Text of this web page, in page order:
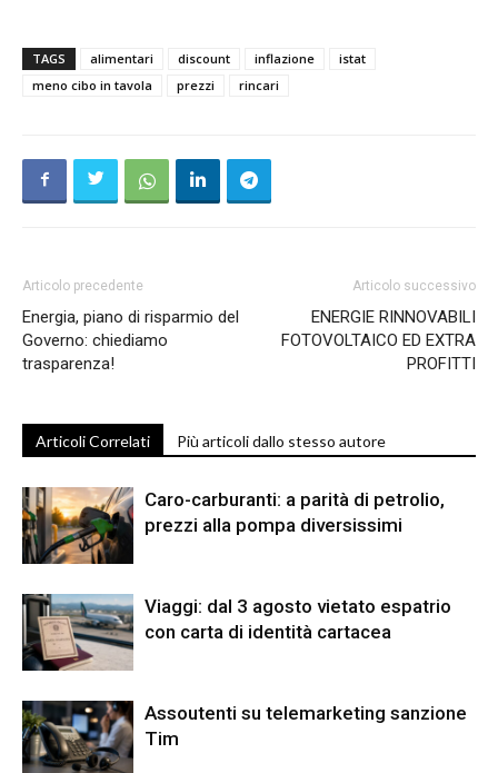
TAGS alimentari discount inflazione
istat
meno cibo in tavola
prezzi rincari
Articolo precedente
Energia, piano di risparmio del
Governo: chiediamo
trasparenza!
Articolo successivo
ENERGIE RINNOVABILI
FOTOVOLTAICO ED EXTRA
PROFITTI
Articoli Correlati Più articoli dallo stesso autore
Caro-carburanti: a parità di petrolio,
prezzi alla pompa diversissimi
Viaggi: dal 3 agosto vietato espatrio
con carta di identità cartacea
Assoutenti su telemarketing sanzione
Tim